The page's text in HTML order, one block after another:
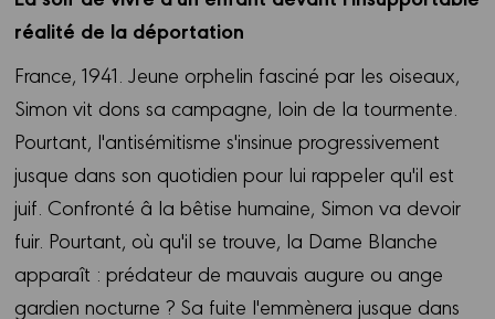
réalité de la déportation
France, 1941. Jeune orphelin fasciné par les oiseaux,
Simon vit dons sa campagne, loin de la tourmente.
Pourtant, l'antisémitisme s'insinue progressivement
jusque dans son quotidien pour lui rappeler qu'il est
juif. Confronté â la bêtise humaine, Simon va devoir
fuir. Pourtant, où qu'il se trouve, la Dame Blanche
apparaît : prédateur de mauvais augure ou ange
gardien nocturne ? Sa fuite l'emmènera jusque dans